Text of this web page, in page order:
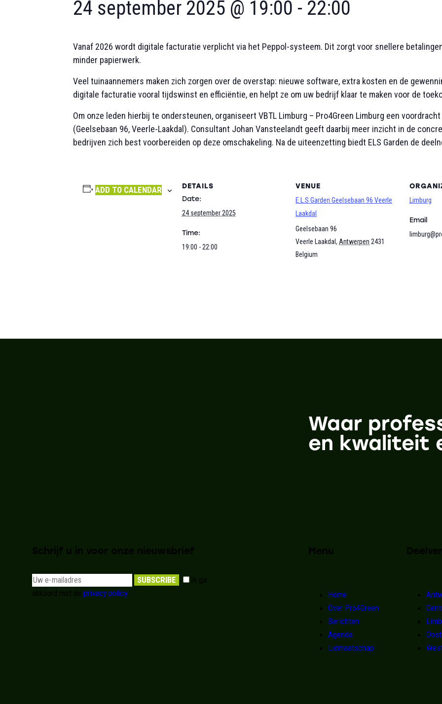
24 september 2025 @ 19:00 - 22:00
Vanaf 2026 wordt digitale facturatie verplicht via het Peppol-systeem. Dit zorgt voor snellere
minder papierwerk.
Veel tuinaannemers maken zich zorgen over de overstap: nieuwe software, extra kosten en de
digitale facturatie vooral tijdswinst en efficiëntie, en helpt ze om uw bedrijf klaar te maken voor de
Om onze leden hierbij te ondersteunen, organiseert VBTL Limburg – Pro4Green Limburg een
(Geelsebaan 96, Veerle-Laakdal). Consultant Johan Vansteelandt geeft daarbij meer inzicht in de
bedrijven zich best voorbereiden op deze omschakeling. Na de uiteenzetting biedt ELS Garden de
ADD TO CALENDAR
DETAILS
Date:
24 september 2025
Time:
19:00 - 22:00
VENUE
E.L.S Garden Geelsebaan 96 Veerle
Laakdal
Geelsebaan 96
Veerle Laakdal, Antwerpen 2431
Belgium
Limburg
Email
Waar
en kwaliteit
Schrijf u in voor onze nieuwsbrief
SUBSCRIBE
Ik ga
akkoord met de privacy policy.
Menu
Home
Over Pro4Green
Berichten
Agenda
Lidmaatschap